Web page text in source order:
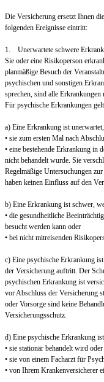
Die Versicherung ersetzt Ihnen
folgenden Ereignisse eintritt:
1. Unerwartete schwere
Sie oder eine Risikoperson
planmäßige Besuch der
psychischen und sonstigen
sprechen, sind alle
Für psychische Erkrankungen
a) Eine Erkrankung ist
• sie zum ersten Mal nach
• eine bestehende Erkrankung in
nicht behandelt wurde. Sie
Regelmäßige Untersuchungen
haben keinen Einfluss auf den
b) Eine Erkrankung ist schwer,
• die gesundheitliche
besucht werden kann oder
• bei nicht mitreisenden
c) Eine psychische Erkrankung
der Versicherung auftritt. Der
psychischen Erkrankung ist
vor Abschluss der Versicherung
oder Vorsorge sind keine
Versicherungsschutz.
d) Eine psychische Erkrankung
• sie stationär behandelt wird oder
• sie von einem Facharzt für
• von Ihrem Krankenversicherer